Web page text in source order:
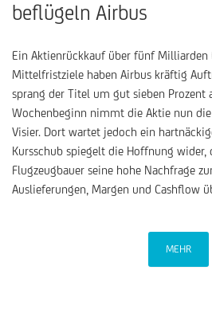
beflügeln Airbus
Ein Aktienrückkauf über fünf Milliarden
Mittelfristziele haben Airbus kräftig
sprang der Titel um gut sieben Prozent
Wochenbeginn nimmt die Aktie nun
Visier. Dort wartet jedoch ein
Kursschub spiegelt die Hoffnung wider,
Flugzeugbauer seine hohe Nachfrage
Auslieferungen, Margen und Cashflow
MEHR